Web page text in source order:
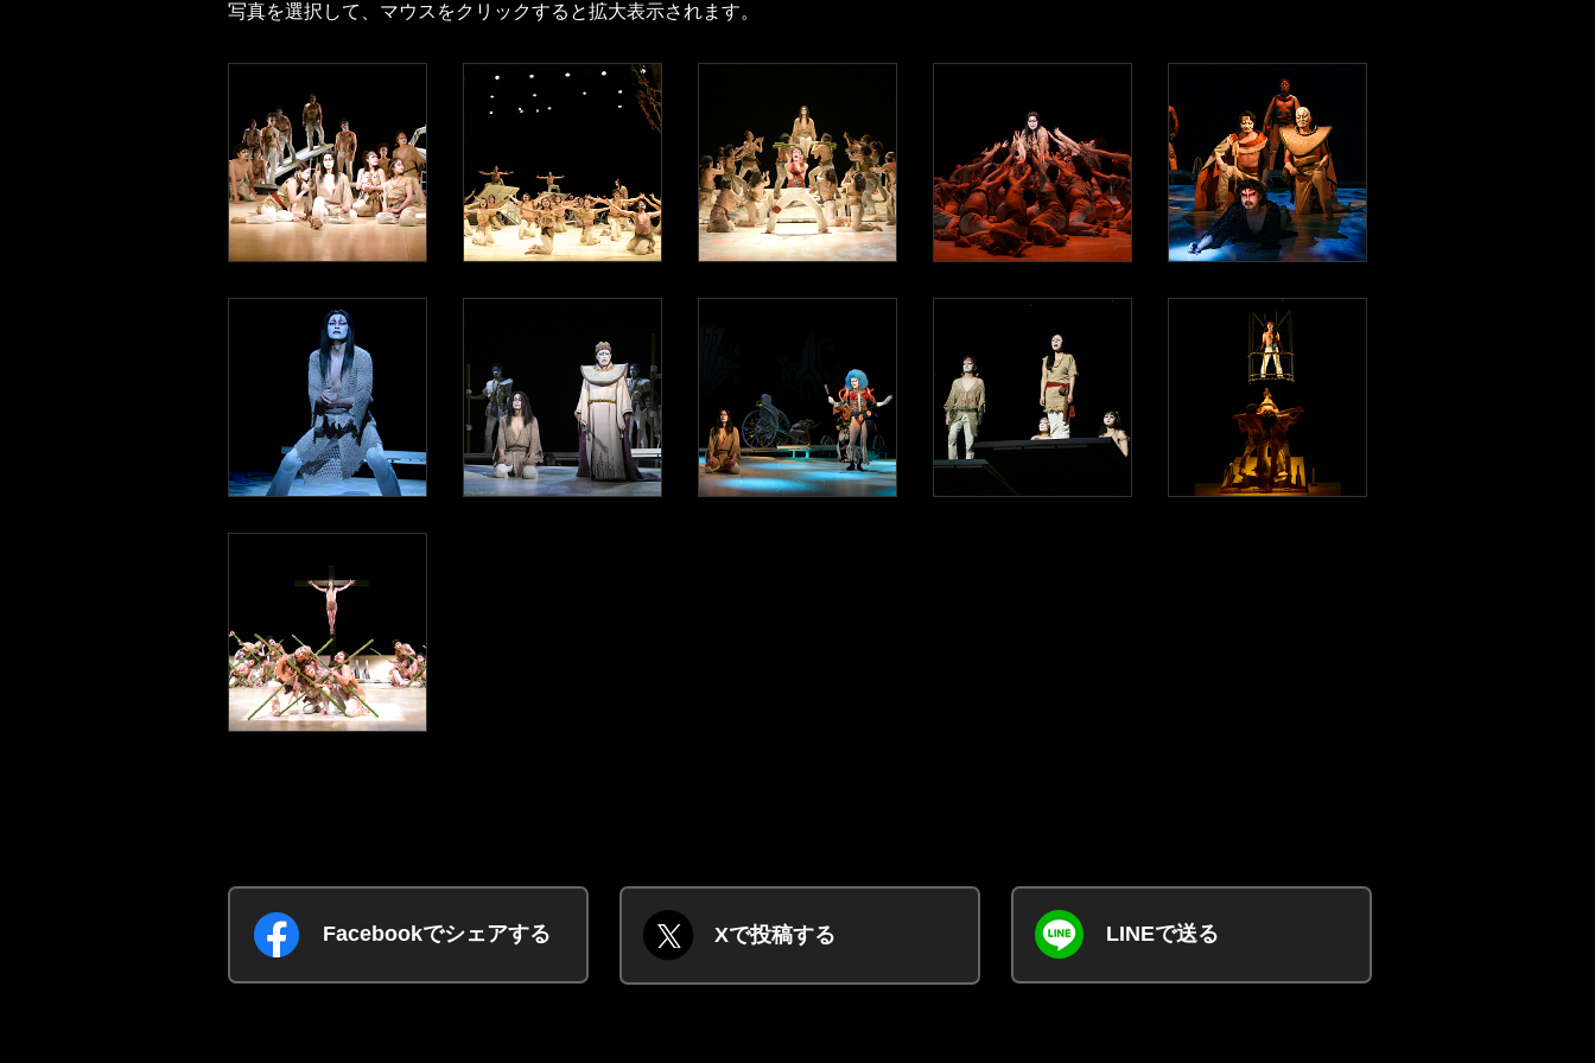
写真を選択して、マウスをクリックすると拡大表示されます。
Facebookでシェアする Xで投稿する LINEで送る